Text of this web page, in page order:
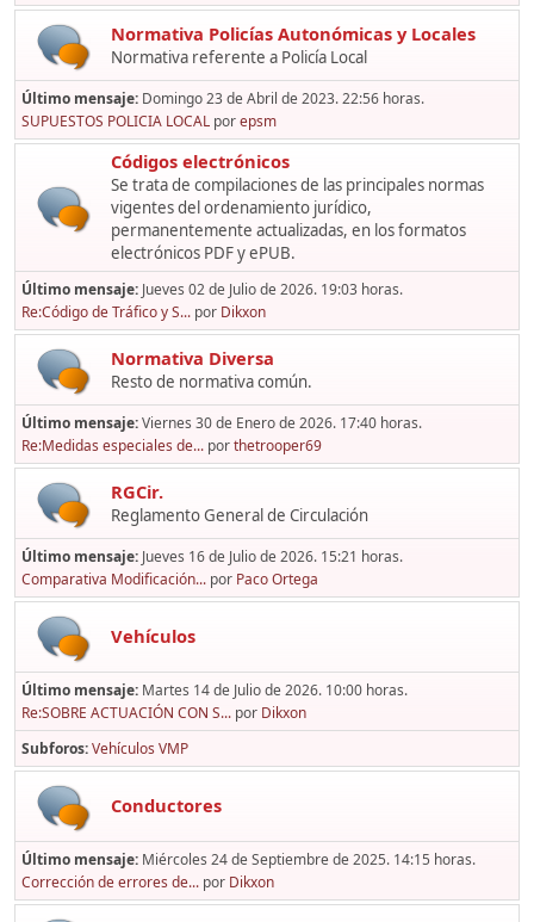
Normativa Policías Autonómicas y Locales
Normativa referente a Policía Local
Último mensaje: Domingo 23 de Abril de 2023. 22:56 horas.
SUPUESTOS POLICIA LOCAL porepsm
Códigos electrónicos
Se trata de compilaciones de las principales normas
vigentes del ordenamiento jurídico,
permanentemente actualizadas, en los formatos
electrónicos PDF y ePUB.
Último mensaje: Jueves 02 de Julio de 2026. 19:03 horas.
Re:Código de Tráfico y S... por Dikxon
Normativa Diversa
Resto de normativa común.
Último mensaje:Viernes 30 de Enero de 2026. 17:40 horas.
Re:Medidas especiales de... porthetrooper69
RGCir.
Reglamento General de Circulación
Último mensaje: Jueves 16 de Julio de 2026. 15:21 horas.
Comparativa Modificación... por Paco Ortega
Vehículos
Último mensaje: Martes 14 de Julio de 2026. 10:00 horas.
Re:SOBRE ACTUACIÓN CON S... por Dikxon
Subforos Vehículos VMP
Conductores
Último mensaje: Miércoles 24 de Septiembre de 2025. 14:15 horas.
Corrección de errores de... por Dikxon